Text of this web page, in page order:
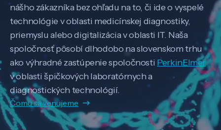
nášho zákazníka bez ohľadu na to, či ide o vyspelé
technológie v oblasti medicínskej diagnostiky,
priemyslu alebo digitalizácia v oblasti IT. Naša
spoločnosť pôsobí dlhodobo na slovenskom trhu
ako výhradné zastúpenie spoločnosti PerkinElmer
v oblasti špičkových laboratórnych a
diagnostických technológií.
Čomu sa venujeme